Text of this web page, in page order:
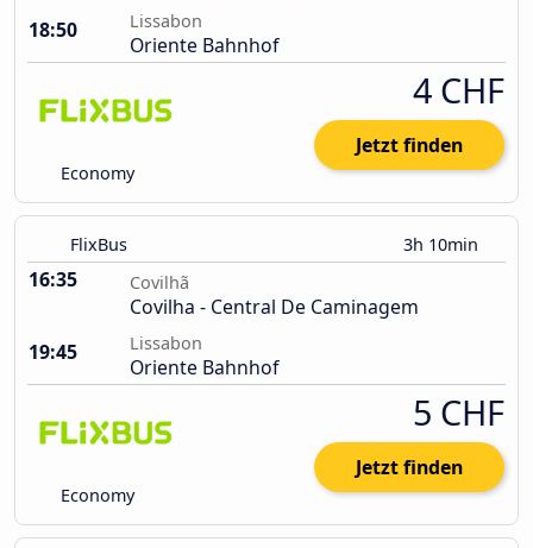
18:50
Lissabon
Oriente Bahnhof
Economy
4 CHF
Jetzt finden
FlixBus 3h 10min
16:35 Covilhã
Covilha - Central De Caminagem
19:45
Lissabon
Oriente Bahnhof
Economy
5 CHF
Jetzt finden